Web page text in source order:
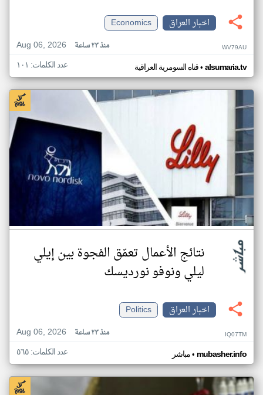
اخبار العراق
Economics
Aug 06, 2026
منذ ٢٣ ساعة WV79AU
قناه السومرية العراقية• alsumaria.tv عدد الكلمات: ١٠١
نتائج الأعمال تعمّق الفجوة بين إيلي
ليلي ونوفو نورديسك
اخبار العراق
Politics
Aug 06, 2026
منذ ٢٣ ساعة IQ07TM
مباشر• mubasher.info عدد الكلمات: ٥٦٥